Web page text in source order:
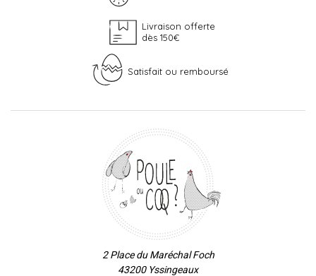
Livraison offerte
dès 150€
Satisfait ou remboursé
2 Place du Maréchal Foch
43200 Yssingeaux